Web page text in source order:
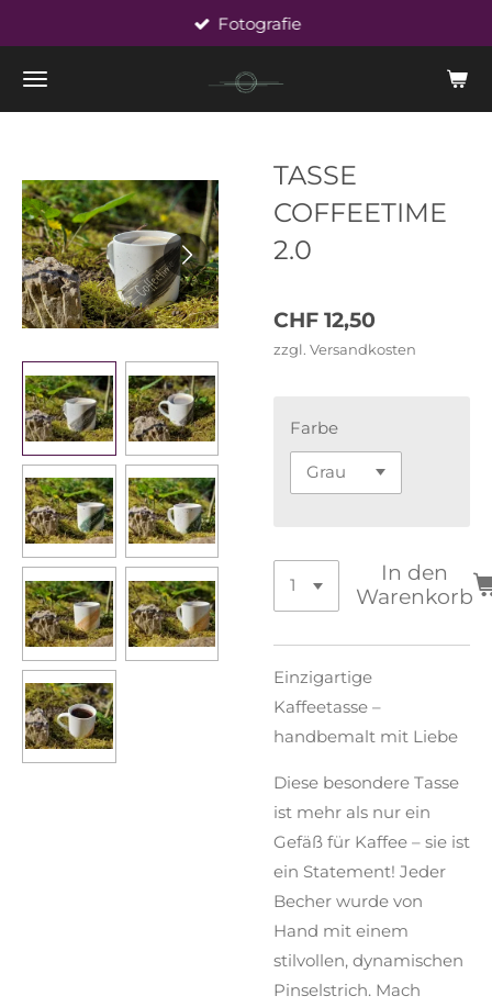
springen
Fotografie
TASSE
COFFEETIME
2.0
CHF 12,50
zzgl. Versandkosten
Farbe
In den
Warenkorb
Einzigartige
Kaffeetasse –
handbemalt mit Liebe
Diese besondere Tasse
ist mehr als nur ein
Gefäß für Kaffee – sie ist
ein Statement! Jeder
Becher wurde von
Hand mit einem
stilvollen, dynamischen
Pinselstrich. Mach